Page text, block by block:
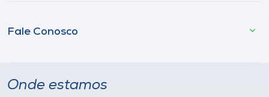
Fale Conosco
Onde estamos